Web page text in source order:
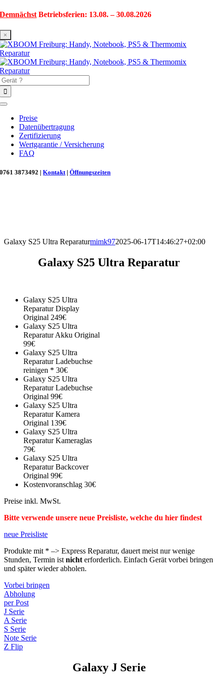
Zum
springen
Demnächst Betriebsferien: 13.08. – 30.08.2026
×
Toggle
Navigation
Preise
Datenübertragung
Zertifizierung
Wertgarantie / Versicherung
FAQ
0761 3873492 |Kontakt |Öffnungszeiten
Galaxy S25 Ultra Reparaturmimk972025-06-17T14:46:27+02:00
Galaxy S25 Ultra Reparatur
Galaxy S25 Ultra
Reparatur Display
Original 249€
Galaxy S25 Ultra
Reparatur Akku Original
99€
Galaxy S25 Ultra
Reparatur Ladebuchse
reinigen * 30€
Galaxy S25 Ultra
Reparatur Ladebuchse
Original 99€
Galaxy S25 Ultra
Reparatur Kamera
Original 139€
Galaxy S25 Ultra
Reparatur Kameraglas
79€
Galaxy S25 Ultra
Reparatur Backcover
Original 99€
Kostenvoranschlag 30€
Preise inkl. MwSt.
Bitte verwende unsere neue Preisliste, welche du hier findest
neue Preisliste
Produkte mit * –> Express Reparatur, dauert meist nur wenige
Stunden, Termin ist nicht erforderlich. Einfach Gerät vorbei bringen
und später wieder abholen.
Vorbei bringen
Abholung
per Post
J Serie
A Serie
S Serie
Note Serie
Z Flip
Galaxy J Serie